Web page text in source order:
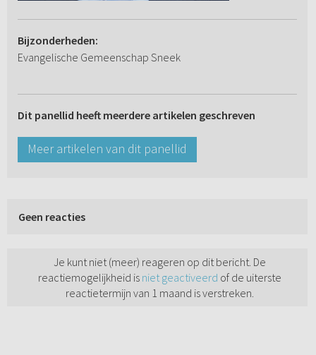
Bijzonderheden:
Evangelische Gemeenschap Sneek
Dit panellid heeft meerdere artikelen geschreven
Meer artikelen van dit panellid
Geen reacties
Je kunt niet (meer) reageren op dit bericht. De
reactiemogelijkheid is niet geactiveerd of de uiterste
reactietermijn van 1 maand is verstreken.